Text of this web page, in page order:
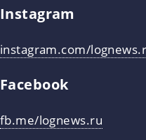
Instagram
instagram.com/
Facebook
fb.me/lognews.ru